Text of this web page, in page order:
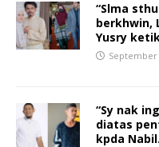
“Slma
berkhwin,
Yusry
September
“Sy nak
diatas
kpda